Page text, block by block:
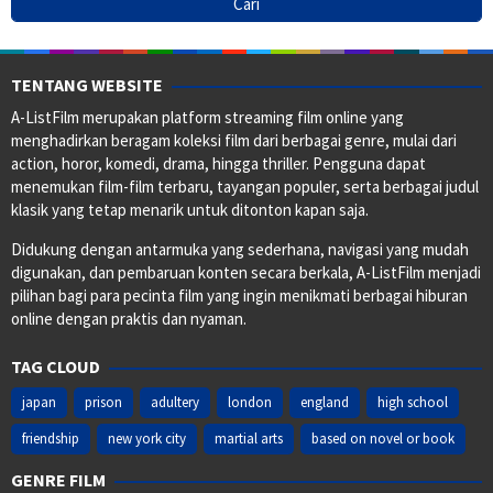
TENTANG WEBSITE
A-ListFilm merupakan platform streaming film online yang
menghadirkan beragam koleksi film dari berbagai genre, mulai dari
action, horor, komedi, drama, hingga thriller. Pengguna dapat
menemukan film-film terbaru, tayangan populer, serta berbagai judul
klasik yang tetap menarik untuk ditonton kapan saja.
Didukung dengan antarmuka yang sederhana, navigasi yang mudah
digunakan, dan pembaruan konten secara berkala, A-ListFilm menjadi
pilihan bagi para pecinta film yang ingin menikmati berbagai hiburan
online dengan praktis dan nyaman.
TAG CLOUD
japan prison adultery london england
high school
friendship
new york city martial arts based on novel or book
GENRE FILM